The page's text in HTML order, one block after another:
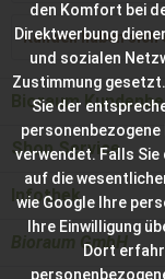
Kunden haben
Bioraum
Shop Service
Infothek
Bioraum GmbH
den Komfort bei
Direktwerbung
und sozialen
Zustimmung
Sie der
verwendet. Falls Sie
auf die
wie Google Ihre
Ihre Einwilligung
Dort